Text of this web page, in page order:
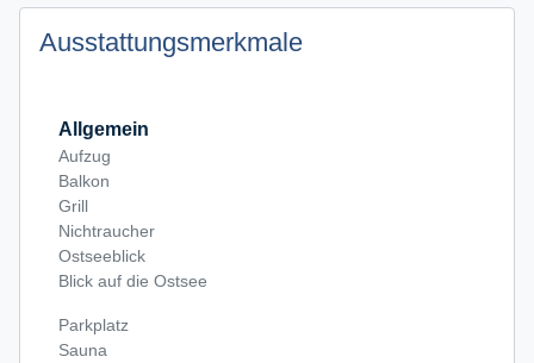
Ausstattungsmerkmale
Allgemein
Aufzug
Balkon
Grill
Nichtraucher
Ostseeblick
Blick auf die Ostsee
Parkplatz
Sauna